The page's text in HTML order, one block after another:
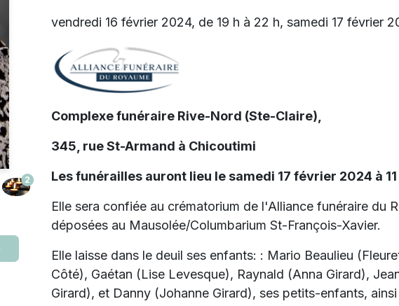
2
vendredi 16 février 2024, de 19 h à 22 h, samedi 17 février
Complexe funéraire Rive-Nord (Ste-Claire),
345, rue St-Armand à Chicoutimi
Les funérailles auront lieu le samedi 17 février 2024 à
Elle sera confiée au crématorium de l'Alliance funéraire du
déposées au Mausolée/Columbarium St-François-Xavier.
Elle laisse dans le deuil ses enfants: : Mario Beaulieu
Côté), Gaétan (Lise Levesque), Raynald (Anna Girard),
Girard), et Danny (Johanne Girard), ses petits-enfants,